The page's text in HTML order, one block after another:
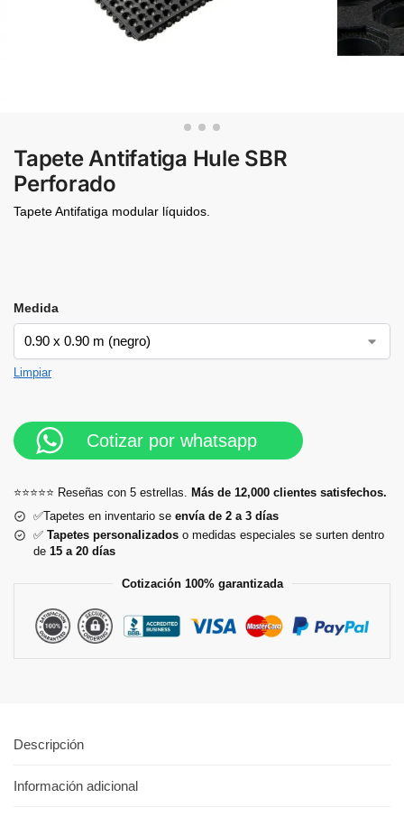
Tapete Antifatiga Hule SBR
Perforado
Tapete Antifatiga modular líquidos.
Medida
Limpiar
Cotizar por whatsapp
⭐⭐⭐⭐⭐ Reseñas con 5 estrellas.
Más de 12,000 clientes satisfechos.
✅Tapetes en inventario se envía de 2 a 3 días
✅ Tapetes personalizados o medidas especiales se surten dentro
de 15 a 20 días
Cotización 100% garantizada
Descripción
Información adicional